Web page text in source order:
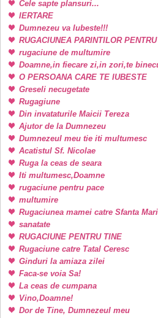
Cele sapte plansuri...
IERTARE
Dumnezeu va Iubeste!!!
RUGACIUNEA PARINTILOR
rugaciune de multumire
Doamne,in fiecare zi,in zori,te
O PERSOANA CARE TE IUBESTE
Greseli necugetate
Rugagiune
Din invataturile Maicii Tereza
Ajutor de la Dumnezeu
Dumnezeul meu tie iti multumesc
Acatistul Sf. Nicolae
Ruga la ceas de seara
Iti multumesc,Doamne
rugaciune pentru pace
multumire
Rugaciunea mamei catre Sfanta
sanatate
RUGACIUNE PENTRU TINE
Rugaciune catre Tatal Ceresc
Ginduri la amiaza zilei
Faca-se voia Sa!
La ceas de cumpana
Vino,Doamne!
Dor de Tine, Dumnezeul meu